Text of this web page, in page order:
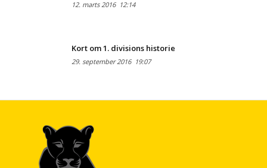
12. marts 201612:14
Kort om 1. divisions historie
29. september 201619:07